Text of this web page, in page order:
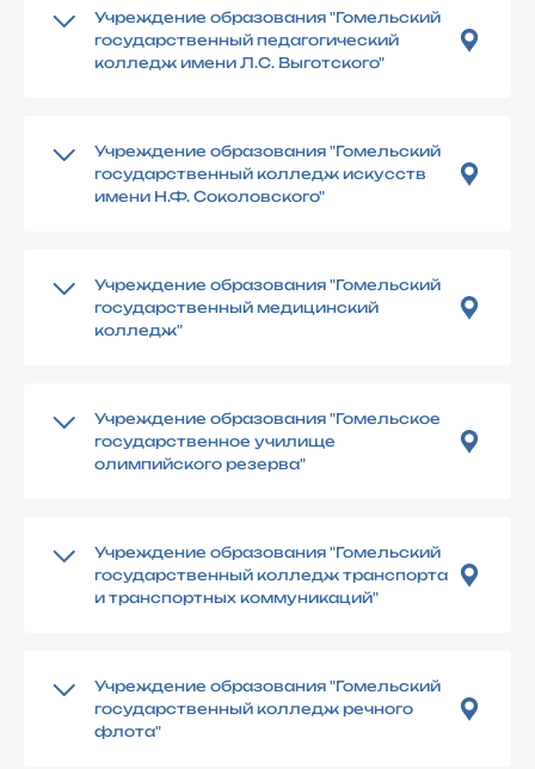
Учреждение образования "Гомельский
государственный педагогический
колледж имени Л.С. Выготского"
Учреждение образования "Гомельский
государственный колледж искусств
имени Н.Ф. Соколовского"
Учреждение образования "Гомельский
государственный медицинский
колледж"
Учреждение образования "Гомельское
государственное училище
олимпийского резерва"
Учреждение образования "Гомельский
государственный колледж транспорта
и транспортных коммуникаций"
Учреждение образования "Гомельский
государственный колледж речного
флота"